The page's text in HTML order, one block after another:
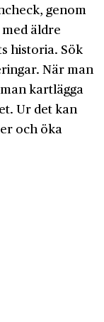
genom
äldre
historia. Sök
När man
kartlägga
Ur det kan
och öka